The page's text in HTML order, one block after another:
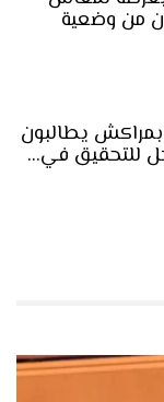
من وضعية
يطالبون
للتحقيق في…